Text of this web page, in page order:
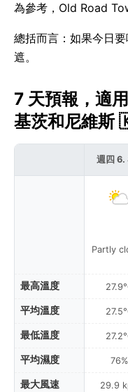
為參考，Old Road
總括而言：如果今日
遮。
7 天預報，適
基茨和尼維
最高溫度
平均溫度
最低溫度
平均濕度
最大風速
週四 6.
Partly
76%
29.9